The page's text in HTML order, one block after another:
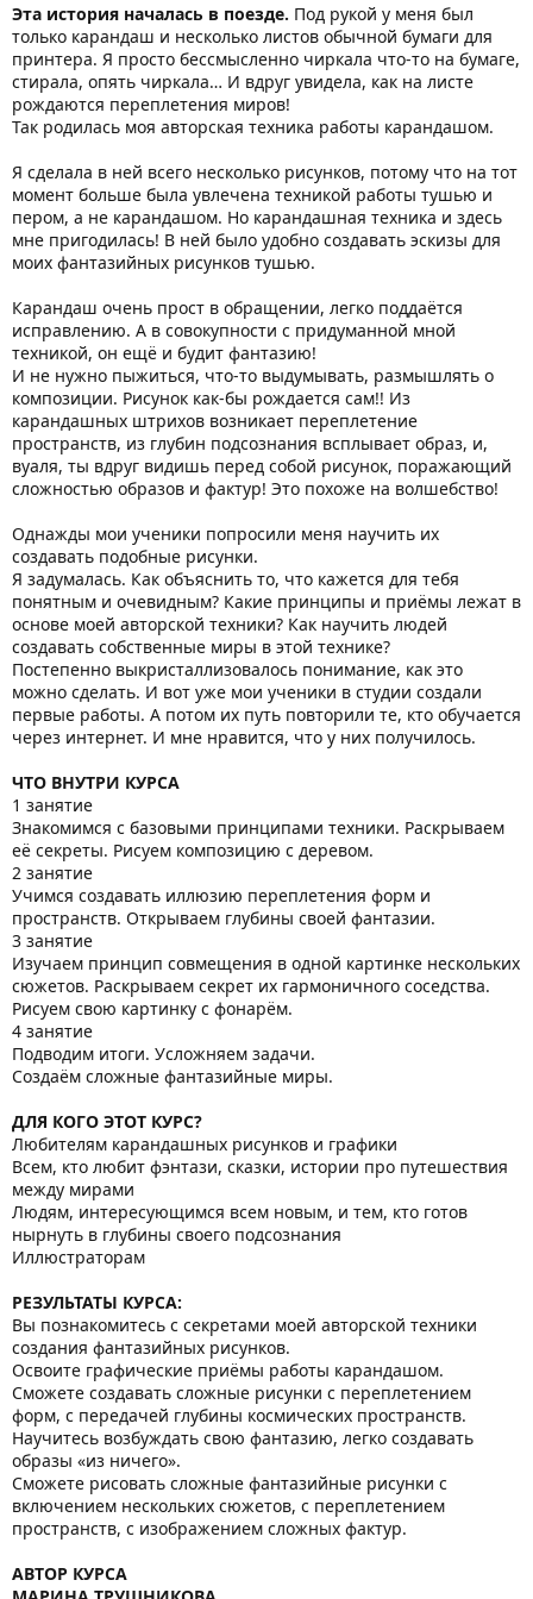
Эта история началась в поезде. Под рукой у меня был
только карандаш и несколько листов обычной бумаги для
принтера. Я просто бессмысленно чиркала что-то на бумаге,
стирала, опять чиркала… И вдруг увидела, как на листе
рождаются переплетения миров!
Так родилась моя авторская техника работы карандашом.
Я сделала в ней всего несколько рисунков, потому что на тот
момент больше была увлечена техникой работы тушью и
пером, а не карандашом. Но карандашная техника и здесь
мне пригодилась! В ней было удобно создавать эскизы для
моих фантазийных рисунков тушью.
Карандаш очень прост в обращении, легко поддаётся
исправлению. А в совокупности с придуманной мной
техникой, он ещё и будит фантазию!
И не нужно пыжиться, что-то выдумывать, размышлять о
композиции. Рисунок как-бы рождается сам!! Из
карандашных штрихов возникает переплетение
пространств, из глубин подсознания всплывает образ, и,
вуаля, ты вдруг видишь перед собой рисунок, поражающий
сложностью образов и фактур! Это похоже на волшебство!
Однажды мои ученики попросили меня научить их
создавать подобные рисунки.
Я задумалась. Как объяснить то, что кажется для тебя
понятным и очевидным? Какие принципы и приёмы лежат в
основе моей авторской техники? Как научить людей
создавать собственные миры в этой технике?
Постепенно выкристаллизовалось понимание, как это
можно сделать. И вот уже мои ученики в студии создали
первые работы. А потом их путь повторили те, кто обучается
через интернет. И мне нравится, что у них получилось.
ЧТО ВНУТРИ КУРСА
1 занятие
Знакомимся с базовыми принципами техники. Раскрываем
её секреты. Рисуем композицию с деревом.
2 занятие
Учимся создавать иллюзию переплетения форм и
пространств. Открываем глубины своей фантазии.
3 занятие
Изучаем принцип совмещения в одной картинке нескольких
сюжетов. Раскрываем секрет их гармоничного соседства.
Рисуем свою картинку с фонарём.
4 занятие
Подводим итоги. Усложняем задачи.
Создаём сложные фантазийные миры.
ДЛЯ КОГО ЭТОТ КУРС?
Любителям карандашных рисунков и графики
Всем, кто любит фэнтази, сказки, истории про путешествия
между мирами
Людям, интересующимся всем новым, и тем, кто готов
нырнуть в глубины своего подсознания
Иллюстраторам
РЕЗУЛЬТАТЫ КУРСА:
Вы познакомитесь с секретами моей авторской техники
создания фантазийных рисунков.
Освоите графические приёмы работы карандашом.
Сможете создавать сложные рисунки с переплетением
форм, с передачей глубины космических пространств.
Научитесь возбуждать свою фантазию, легко создавать
образы «из ничего».
Сможете рисовать сложные фантазийные рисунки с
включением нескольких сюжетов, с переплетением
пространств, с изображением сложных фактур.
АВТОР КУРСА